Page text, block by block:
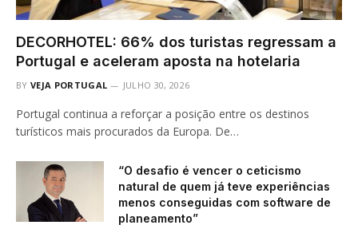
DECORHOTEL: 66% dos turistas regressam a
Portugal e aceleram aposta na hotelaria
BY VEJA PORTUGAL JULHO 30, 2026
Portugal continua a reforçar a posição entre os destinos
turísticos mais procurados da Europa. De…
“O desafio é vencer o ceticismo
natural de quem já teve experiências
menos conseguidas com software de
planeamento”